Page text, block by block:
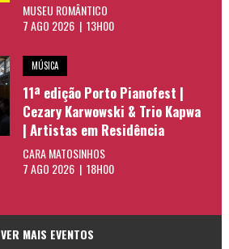
MUSEU ROMÂNTICO
7 AGO 2026 | 13H00
MÚSICA
11ª edição Porto Pianofest |
Cezary Karwowski & Trio Kapwa
| Artistas em Residência
CARA MATOSINHOS
7 AGO 2026 | 18H00
VER MAIS EVENTOS